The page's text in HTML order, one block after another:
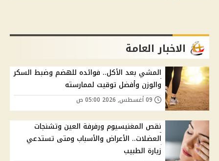
الاخبار العامة
المشي بعد الأكل.. فوائده للهضم وضبط السكر
والوزن وأفضل توقيت لممارسته
نقص المغنيسيوم ورفرفة العين وتشنجات
العضلات.. الأعراض والأسباب ومتى تستدعي
زيارة الطبيب